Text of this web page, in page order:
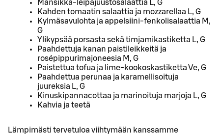
Mansikka-leipäjuustosalaattia L, G
Kahden tomaatin salaattia ja mozzarellaa L, G
Kylmäsavulohta ja appelsiini-fenkolisalaattia M,
G
Ylikypsää porsasta sekä timjamikastiketta L, G
Paahdettuja kanan paistileikkeitä ja
rosépippurimajoneesia M, G
Paistettua tofua ja lime-kookoskastiketta Ve, G
Paahdettua perunaa ja karamellisoituja
juureksia L, G
Kinuskipannacottaa ja marinoituja marjoja L, G
Kahvia ja teetä
Lämpimästi tervetuloa viihtymään kanssamme